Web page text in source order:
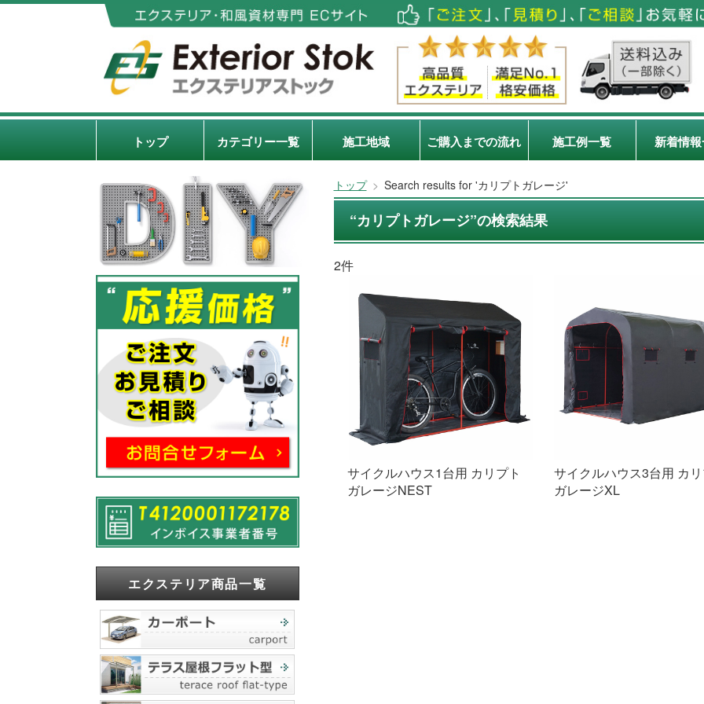
トップ カテゴリー一覧 施工地域 ご購入までの流れ 施工例一覧 新着情
トップ > Search results for 'カリプトガレージ'
“カリプトガレージ”の検索結果
2件
サイクルハウス1台用 カリプト
ガレージNEST
サイクルハウス3台用 カ
ガレージXL
エクステリア商品一覧